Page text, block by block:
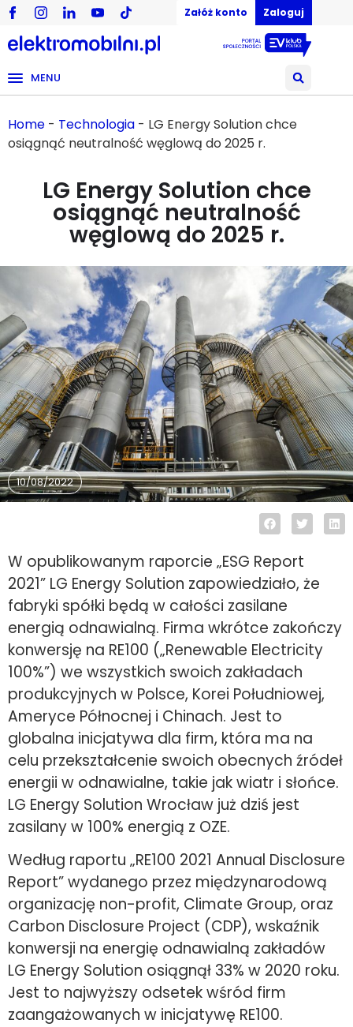
Załóż konto Zaloguj
MENU
Home - Technologia - LG Energy Solution chce
osiągnąć neutralność węglową do 2025 r.
LG Energy Solution chce
osiągnąć neutralność
węglową do 2025 r.
10/08/2022
W opublikowanym raporcie „ESG Report
2021” LG Energy Solution zapowiedziało, że
fabryki spółki będą w całości zasilane
energią odnawialną. Firma wkrótce zakończy
konwersję na RE100 („Renewable Electricity
100%”) we wszystkich swoich zakładach
produkcyjnych w Polsce, Korei Południowej,
Ameryce Północnej i Chinach. Jest to
globalna inicjatywa dla firm, która ma na
celu przekształcenie swoich obecnych źródeł
energii w odnawialne, takie jak wiatr i słońce.
LG Energy Solution Wrocław już dziś jest
zasilany w 100% energią z OZE.
Według raportu „RE100 2021 Annual Disclosure
Report” wydanego przez międzynarodową
organizację non-profit, Climate Group, oraz
Carbon Disclosure Project (CDP), wskaźnik
konwersji na energię odnawialną zakładów
LG Energy Solution osiągnął 33% w 2020 roku.
Jest to najwyższy odsetek wśród firm
zaangażowanych w inicjatywę RE100.